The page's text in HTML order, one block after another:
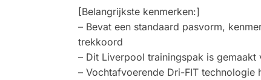
[Belangrijkste kenmerken:]
– Bevat een standaard pasvorm,
trekkoord
– Dit Liverpool trainingspak is gemaakt
– Vochtafvoerende Dri-FIT